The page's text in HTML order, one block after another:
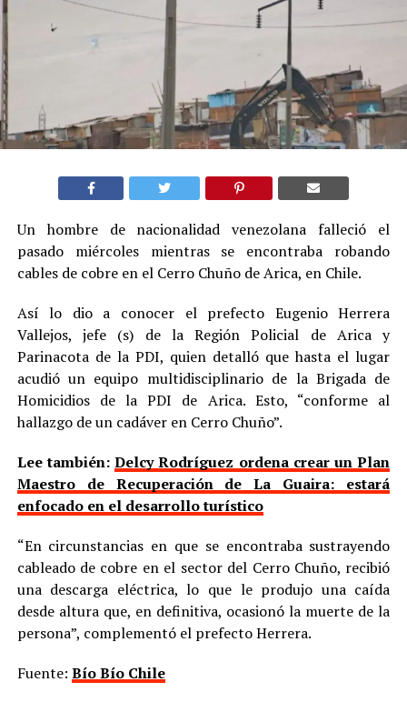
Un hombre de nacionalidad venezolana falleció el
pasado miércoles mientras se encontraba robando
cables de cobre en el Cerro Chuño de Arica, en Chile.
Así lo dio a conocer el prefecto Eugenio Herrera
Vallejos, jefe (s) de la Región Policial de Arica y
Parinacota de la PDI, quien detalló que hasta el lugar
acudió un equipo multidisciplinario de la Brigada de
Homicidios de la PDI de Arica. Esto, “conforme al
hallazgo de un cadáver en Cerro Chuño”.
Lee también:Delcy Rodríguez ordena crear un Plan
Maestro de Recuperación de La Guaira: estará
enfocado en el desarrollo turístico
“En circunstancias en que se encontraba sustrayendo
cableado de cobre en el sector del Cerro Chuño, recibió
una descarga eléctrica, lo que le produjo una caída
desde altura que, en definitiva, ocasionó la muerte de la
persona”, complementó el prefecto Herrera.
Fuente: Bío Bío Chile